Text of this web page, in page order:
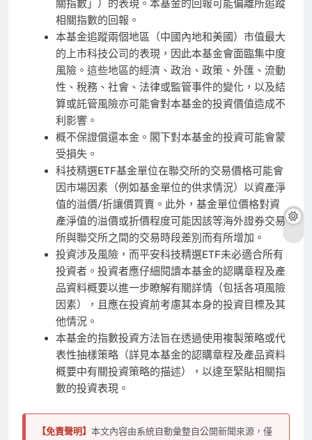
關指數」）的表現。本基金的回報可能偏離所追蹤
相關指數的回報。
本基金追蹤兩個地區（中國內地和美國）市值最大
的上市科技公司的表現，因此本基金會面臨集中度
風險。這些地區的經濟、政治、政策、外匯、流動
性、稅務、社會、法律或監管事件的變化，以及結
算或託管風險亦可能會對本基金的投資價值造成不
利影響。
概不保證償還本金。閣下對本基金的投資可能會蒙
受損失。
科技精選ETF基金單位在聯交所的交易價格可能會
因市場因素（例如基金單位的供求情況）以資產淨
值的溢價/折讓價買賣。此外，基金單位價格對資
產淨值的溢價或折價程度可能因該等海外證券交易
所與聯交所之間的交易時段差別而有所增加。
投資涉及風險，而平安科技精選ETF未必適合所有
投資者。投資者應仔細閱讀本基金的認購章程及產
品資料概要以進一步瞭解有關詳情（包括各項風險
因素），且應在投資前考慮其本身的投資目標及其
他情況。
本基金的指數投資方法旨在透過使用複製策略或代
表性抽樣策略（詳見本基金的認購章程及產品資料
概要中有關投資策略的描述），以達至緊貼相關指
數的投資表現。
【免責聲明】 本文內容由系統自動彙整自公開新聞來源，僅